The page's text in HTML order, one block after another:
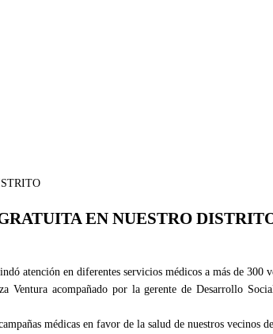
EN NUESTRO
atención en diferentes servicios médicos a más de 300
Ventura acompañado por la gerente de Desarrollo
médicas en favor de la salud de nuestros vecinos